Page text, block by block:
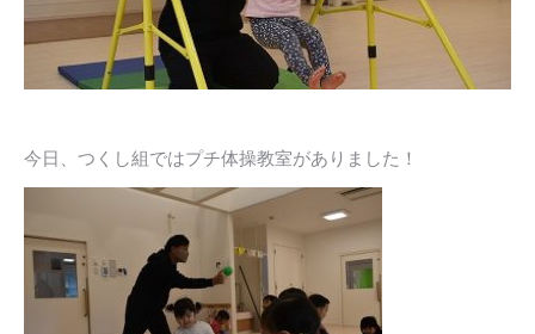
今日、つくし組ではプチ体操教室がありました！